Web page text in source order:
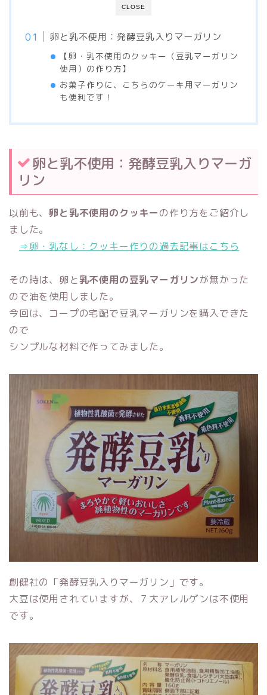
CLOSE
卵と乳不使用：発酵豆乳入りマーガリン
【卵・乳不使用のクッキー（豆乳マーガリン
使用）の作り方】
お菓子作りに、こちらのケーキ用マーガリン
も便利です！
卵と乳不使用：発酵豆乳入りマーガ
リン
以前も、卵と乳不使用のクッキーの作り方をご紹介し
ました。
⇒卵・乳なし：クッキー作りの過去記事はこちら
その時は、卵と乳不使用の豆乳マーガリンが無かった
ので油を使用しました。
今回は、コープの宅配で豆乳マーガリンを購入できた
ので
シンプルな材料で作ってみました。
創健社の「発酵豆乳入りマーガリン」です。
大豆は使用されていますが、７大アレルゲンは不使用
です。